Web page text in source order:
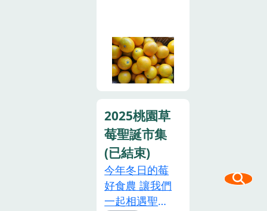
蛋DIY教學或
海葡萄養殖介
紹、海葡萄
分鐘）•享用
塭仔a飯湯
（60分鐘）活
動亮點•實踐
永續旅遊、永
續漁業與食農
教育•以產業
在地日常？光
吃魚乾還不
夠，會「敲」
才是真在地！
週日 10:00-
11:30•人數：
1 人成團，至
多 20 人•費
用：500元/人
•時長：1.5 小
糖廠，是日治
時期42所糖廠
之一。主要業
務以特製白糖
進貢日本天皇
的御用糖，爾
後糖業興盛，
附近蓋起許多
員工宿舍供糖
廠員工居住，
及農特產禮
盒，歡迎週末
到市集採購、
品味在地特
聚時刻增添喜
悅，花博農民
市集祝福大家
來年好運順
遂！陽明山山
藥，正值品嚐
2025桃園草
莓聖誕市集
(已結束)
今年冬日的莓
好食農 讓我們
一起相遇聖誕